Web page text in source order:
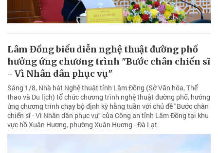
Lâm Đồng biểu diễn nghệ thuật đường phố
hưởng ứng chương trình "Bước chân chiến sĩ
- Vì Nhân dân phục vụ"
Sáng 1/8, Nhà hát Nghệ thuật tỉnh Lâm Đồng (Sở Văn hóa, Thể
thao và Du lịch) tổ chức chương trình nghệ thuật đường phố, hưởng
ứng chương trình chạy bộ định kỳ hằng tuần với chủ đề "Bước chân
chiến sĩ - Vì Nhân dân phục vụ" của Công an tỉnh Lâm Đồng tại khu
vực hồ Xuân Hương, phường Xuân Hương - Đà Lạt.